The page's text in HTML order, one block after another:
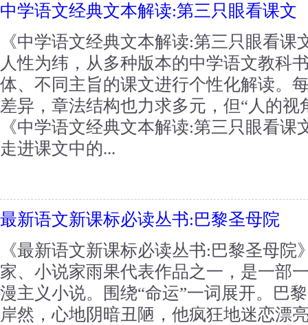
中学语文经典文本解读:第三只眼看课文
《中学语文经典文本解读:第三只眼看
人性为纬，从多种版本的中学语文教科
体、不同主旨的课文进行个性化解读。
差异，章法结构也力求多元，但“人的视
《中学语文经典文本解读:第三只眼看
走进课文中的...
最新语文新课标必读丛书:巴黎圣母院
《最新语文新课标必读丛书:巴黎圣母
家、小说家雨果代表作品之一，是一部
漫主义小说。围绕“命运”一词展开。巴
岸然，心地阴暗丑陋，他疯狂地迷恋漂